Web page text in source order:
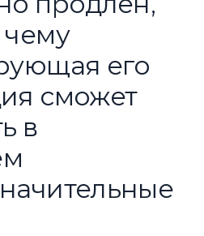
чему
его
сможет
в